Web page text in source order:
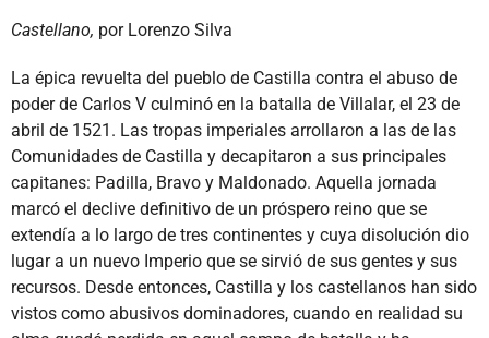
Castellano, por Lorenzo Silva
La épica revuelta del pueblo de Castilla contra el abuso de
poder de Carlos V culminó en la batalla de Villalar, el 23 de
abril de 1521. Las tropas imperiales arrollaron a las de las
Comunidades de Castilla y decapitaron a sus principales
capitanes: Padilla, Bravo y Maldonado. Aquella jornada
marcó el declive definitivo de un próspero reino que se
extendía a lo largo de tres continentes y cuya disolución dio
lugar a un nuevo Imperio que se sirvió de sus gentes y sus
recursos. Desde entonces, Castilla y los castellanos han sido
vistos como abusivos dominadores, cuando en realidad su